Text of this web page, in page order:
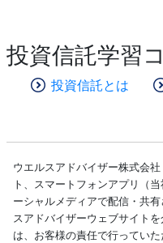
投資信託学習
投資信託とは
ウエルスアドバイザー株式会
ト、スマートフォンアプリ（
ーシャルメディアで配信・共
スアドバイザーウェブサイト
は、お客様の責任で行ってい